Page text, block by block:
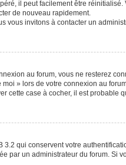
il peut facilement être
de nouveau rapidement.
vous invitons à contacter un
au forum, vous ne resterez
» lors de votre connexion au
cette case à cocher, il est probable
qui conservent votre
par un administrateur du forum.